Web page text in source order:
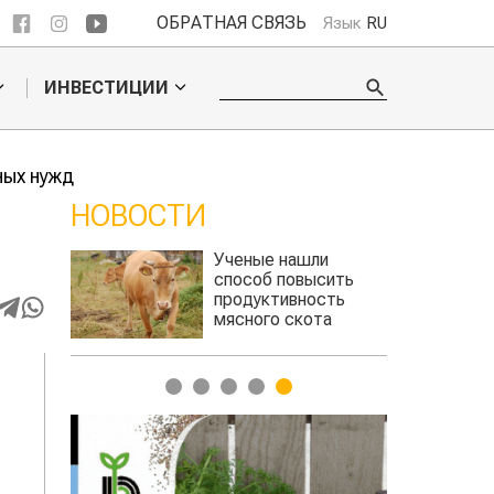
ОБРАТНАЯ СВЯЗЬ Язык RU
ИНВЕСТИЦИИ
нужд
НОВОСТИ
Жара в Китае может
поднять цены на
зерно
1 2 3 4 5